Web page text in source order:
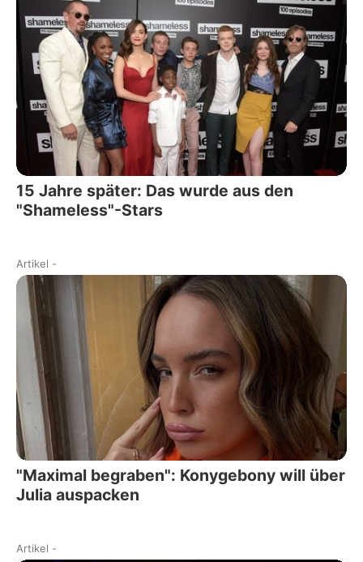
15 Jahre später: Das wurde aus den
"Shameless"-Stars
Artikel -
"Maximal begraben": Konygebony will über
Julia auspacken
Artikel -